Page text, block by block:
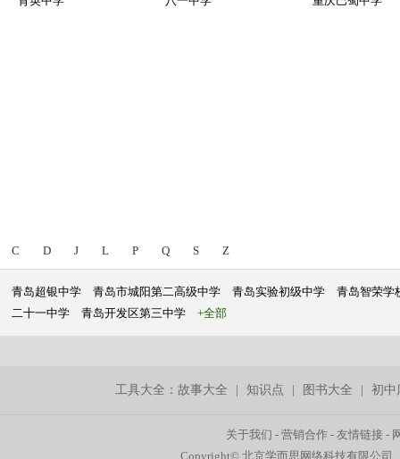
C D J L P Q S Z
青岛超银中学 青岛市城阳第二高级中学 青岛实验初级中学
青岛智荣学
二十一中学
青岛开发区第三中学 +全部
工具大全：故事大全 |知识点 图书大全 |初中
关于我们 -营销合作 -友情链接 -
Copyright© 北京学而思网络科技有限公司